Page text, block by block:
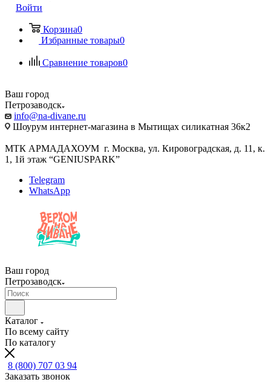
Войти
Корзина0
Избранные товары0
Сравнение товаров0
Ваш город
Петрозаводск
info@na-divane.ru
Шоурум интернет-магазина в Мытищах силикатная 36к2
МТК АРМАДАХОУМ г. Москва, ул. Кировоградская, д. 11, к.
1, 1й этаж “GENIUSPARK”
Telegram
WhatsApp
Ваш город
Петрозаводск
Каталог
По всему сайту
По каталогу
8 (800) 707 03 94
Заказать звонок